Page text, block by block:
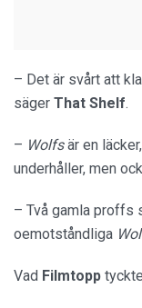
– Det är svårt att
säger That Shelf.
– Wolfsär en
underhåller, men
– Två gamla proffs
oemotståndliga
Vad Filmtopp